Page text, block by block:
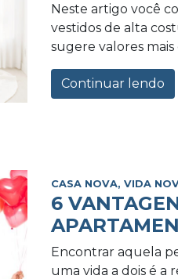
Neste artigo você
vestidos de alta
sugere valores mais
Continuar lendo
CASA NOVA, VIDA
6
Encontrar aquela
uma vida a dois é a